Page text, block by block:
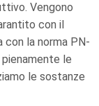
Vengono
con il
la norma PN-
le
le sostanze